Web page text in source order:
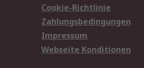
Cookie-Richtlinie
Zahlungsbedingungen
Impressum
Webseite Konditionen